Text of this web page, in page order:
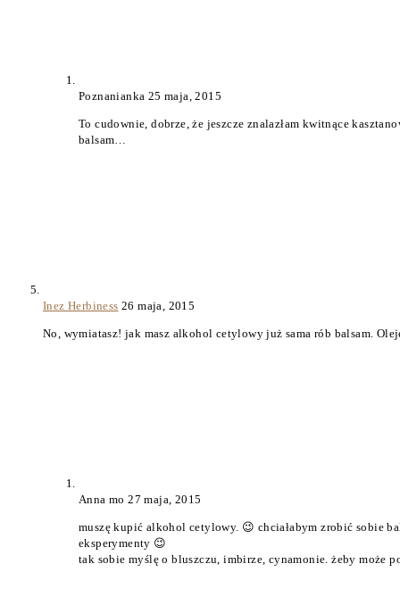
Poznanianka 25 maja, 2015
To cudownie, dobrze, że jeszcze znalazłam kwitnące
balsam…
Inez Herbiness 26 maja, 2015
No, wymiatasz! jak masz alkohol cetylowy już sama rób balsam.
Anna mo27 maja, 2015
muszę kupić alkohol cetylowy. 😉 chciałabym zrobić sobie
eksperymenty 😉
tak sobie myślę o bluszczu, imbirze, cynamonie. żeby może